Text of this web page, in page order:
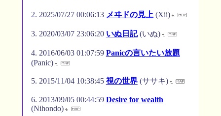
2025/07/27 00:06:13 メヰドの見上 (Xii)
2020/03/07 23:06:20 いぬ日記 (いぬ)
2016/06/03 01:07:59 Panicの言いたい放題
(Panic)
2015/11/04 10:38:45 視の世界 (ササキ)
2013/09/05 00:44:59 Desire for wealth
(Nihondo)